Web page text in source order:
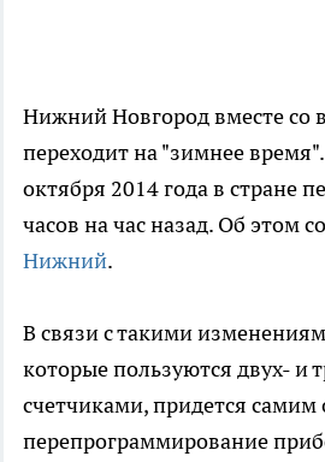
Нижний Новгород вместе со
переходит на "зимнее
октября 2014 года в стране
часов на час назад. Об этом
Нижний.
В связи с такими
которые пользуются двух- и
счетчиками, придется самим
перепрограммирование